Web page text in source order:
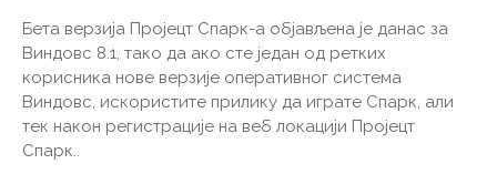
Бета верзија Пројецт Спарк-а објављена је данас за
Виндовс 8.1, тако да ако сте један од ретких
корисника нове верзије оперативног система
Виндовс, искористите прилику да играте Спарк, али
тек након регистрације на веб локацији Пројецт
Спарк..